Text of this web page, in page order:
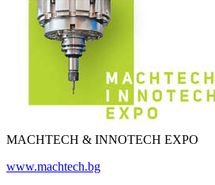
MACHTECH & INNOTECH EXPO
www.machtech.bg